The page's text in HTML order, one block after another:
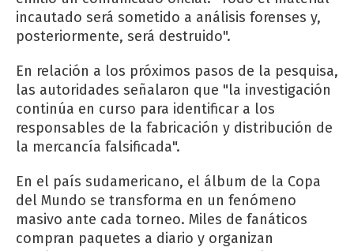
incautado será sometido a análisis forenses y,
posteriormente, será destruido".
En relación a los próximos pasos de la pesquisa,
las autoridades señalaron que "la investigación
continúa en curso para identificar a los
responsables de la fabricación y distribución de
la mercancía falsificada".
En el país sudamericano, el álbum de la Copa
del Mundo se transforma en un fenómeno
masivo ante cada torneo. Miles de fanáticos
compran paquetes a diario y organizan